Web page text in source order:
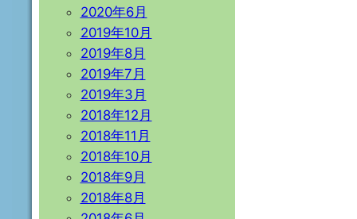
2020年6月
2019年10月
2019年8月
2019年7月
2019年3月
2018年12月
2018年11月
2018年10月
2018年9月
2018年8月